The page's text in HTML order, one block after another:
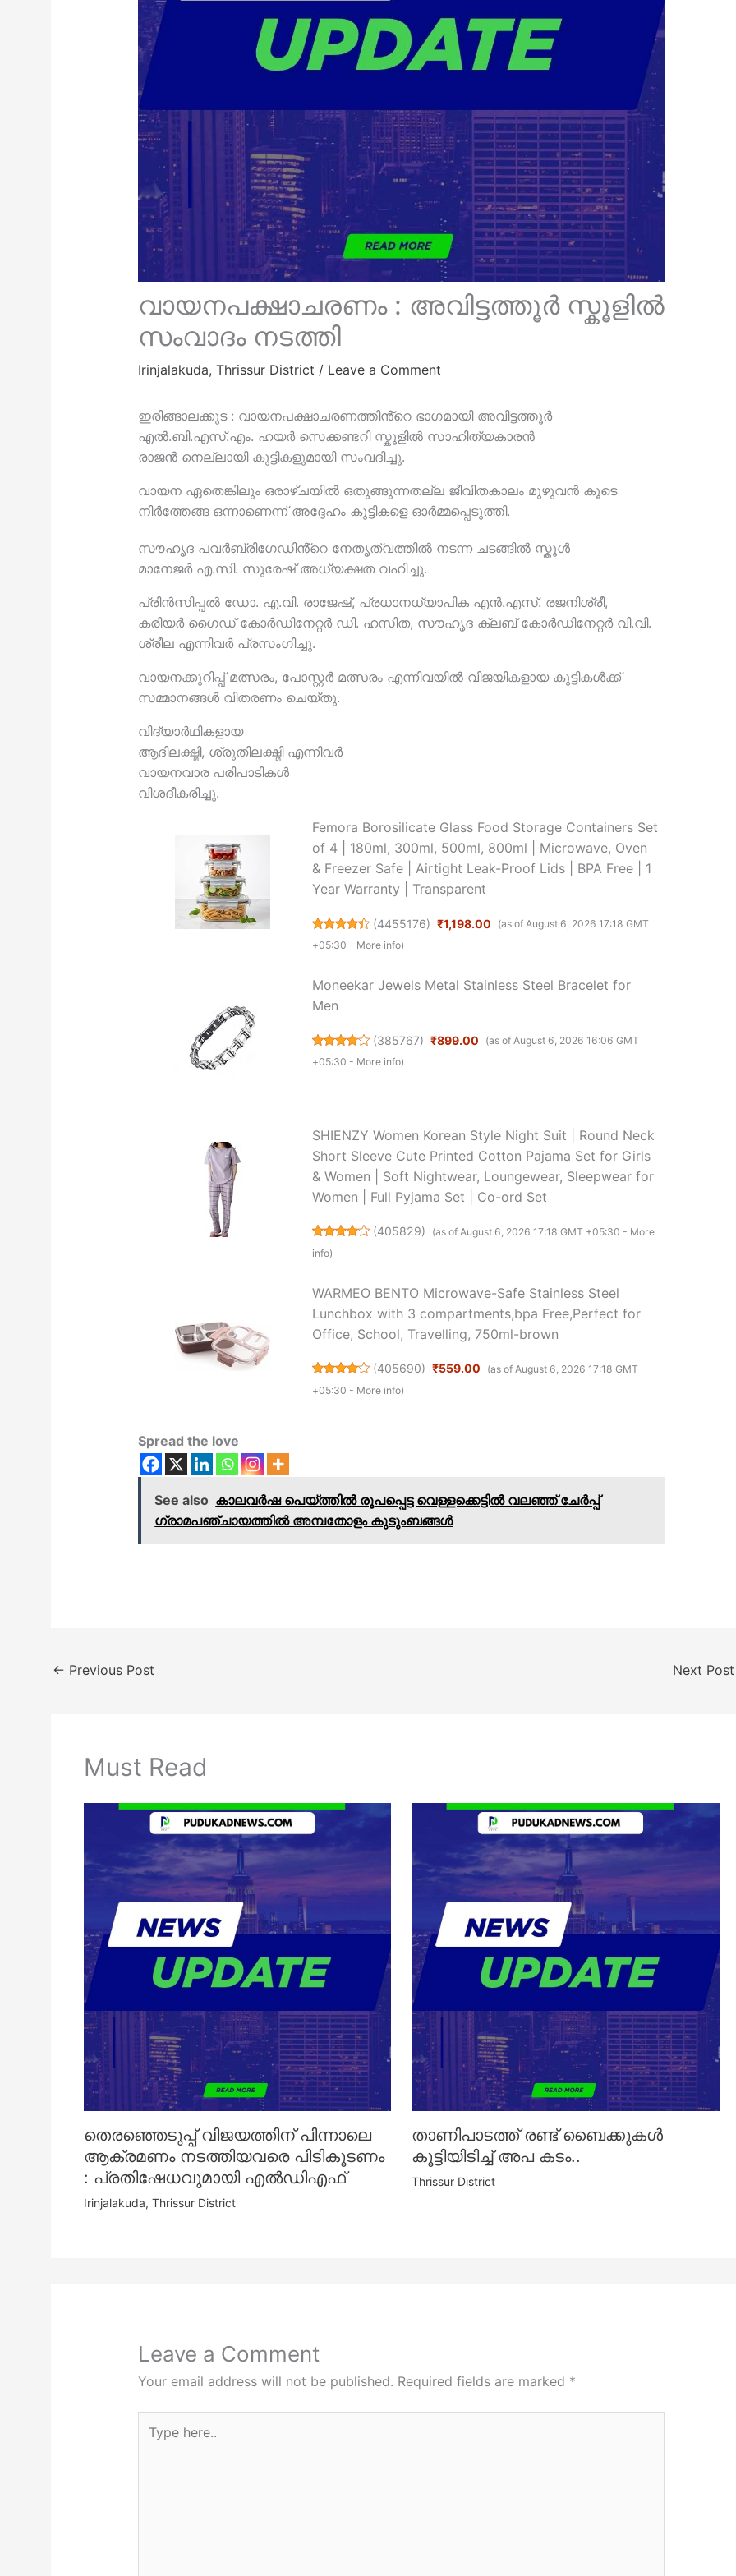
വായനപക്ഷാചരണം : അവിട്ടത്തൂർ സ്കൂളിൽ
സംവാദം നടത്തി
Irinjalakuda,Thrissur District / Leave a Comment
ഇരിങ്ങാലക്കുട : വായനപക്ഷാചരണത്തിൻ്റെ ഭാഗമായി അവിട്ടത്തൂർ
എൽ.ബി.എസ്.എം. ഹയർ സെക്കണ്ടറി സ്കൂളിൽ സാഹിത്യകാരൻ
രാജൻ നെല്ലായി കുട്ടികളുമായി സംവദിച്ചു.
വായന ഏതെങ്കിലും ഒരാഴ്ചയിൽ ഒതുങ്ങുന്നതല്ല ജീവിതകാലം മുഴുവൻ കൂടെ
നിർത്തേങ്ങ ഒന്നാണെന്ന് അദ്ദേഹം കുട്ടികളെ ഓർമ്മപ്പെടുത്തി.
സൗഹൃദ പവർബ്രിഗേഡിൻ്റെ നേതൃത്വത്തിൽ നടന്ന ചടങ്ങിൽ സ്കൂൾ
മാനേജർ എ.സി. സുരേഷ് അധ്യക്ഷത വഹിച്ചു.
പ്രിൻസിപ്പൽ ഡോ. എ.വി. രാജേഷ്, പ്രധാനധ്യാപിക എൻ.എസ്. രജനിശ്രീ,
കരിയർ ഗൈഡ് കോർഡിനേറ്റർ ഡി. ഹസിത, സൗഹൃദ ക്ലബ് കോർഡിനേറ്റർ വി.വി.
ശ്രീല എന്നിവർ പ്രസംഗിച്ചു.
വായനക്കുറിപ്പ് മത്സരം, പോസ്റ്റർ മത്സരം എന്നിവയിൽ വിജയികളായ കുട്ടികൾക്ക്
സമ്മാനങ്ങൾ വിതരണം ചെയ്തു.
വിദ്യാർഥികളായ
ആദിലക്ഷ്മി, ശ്രുതിലക്ഷ്മി എന്നിവർ
വായനവാര പരിപാടികൾ
വിശദീകരിച്ചു.
Femora Borosilicate Glass Food Storage Containers Set
of 4 | 180ml, 300ml, 500ml, 800ml | Microwave, Oven
& Freezer Safe | Airtight Leak-Proof Lids | BPA Free | 1
Year Warranty | Transparent
(4455176) ₹1,198.00
(as of August 6, 2026 17:18 GMT
+05:30 - More info)
Moneekar Jewels Metal Stainless Steel Bracelet for
Men
(385767) ₹899.00
(as of August 6, 2026 16:06 GMT
+05:30 - More info)
SHIENZY Women Korean Style Night Suit | Round Neck
Short Sleeve Cute Printed Cotton Pajama Set for Girls
& Women | Soft Nightwear, Loungewear, Sleepwear for
Women | Full Pyjama Set | Co-ord Set
(405829) (as of August 6, 2026 17:18 GMT +05:30 - More
info)
WARMEO BENTO Microwave-Safe Stainless Steel
Lunchbox with 3 compartments,bpa Free,Perfect for
Office, School, Travelling, 750ml-brown
(405690) ₹559.00
(as of August 6, 2026 17:18 GMT
+05:30 - More info)
Spread the love
See also കാലവർഷ പെയ്ത്തിൽ രൂപപ്പെട്ട വെള്ളക്കെട്ടിൽ വലഞ്ഞ് ചേർപ്പ്
ഗ്രാമപഞ്ചായത്തിൽ അമ്പതോളം കുടുംബങ്ങൾ
← Previous Post Next
Must Read
തെരഞ്ഞെടുപ്പ് വിജയത്തിന് പിന്നാലെ
ആക്രമണം നടത്തിയവരെ പിടികൂടണം
: പ്രതിഷേധവുമായി എൽഡിഎഫ്
Irinjalakuda, Thrissur District
താണിപാടത്ത് രണ്ട് ബൈക്കുകൾ
കൂട്ടിയിടിച്ച് അപ കടം..
Thrissur District
Leave a Comment
Your email address will not be published. Required fields are marked *
here..